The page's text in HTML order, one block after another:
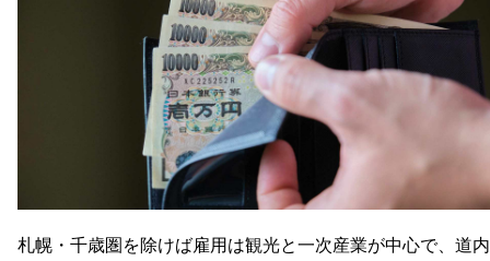
札幌・千歳圏を除けば雇用は観光と一次産業が中心で、道